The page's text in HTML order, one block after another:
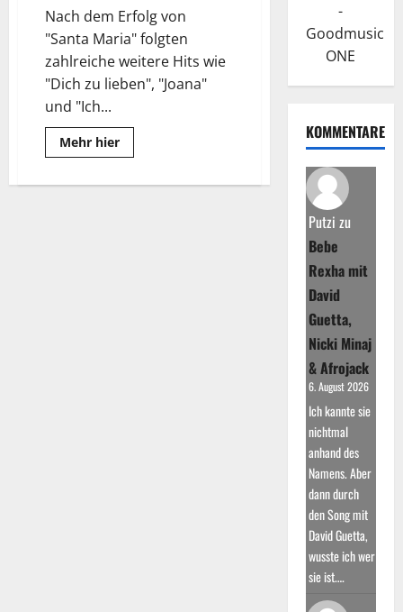
Nach dem Erfolg von
"Santa Maria" folgten
zahlreiche weitere Hits wie
"Dich zu lieben", "Joana"
und "Ich...
Mehr hierRead
more
Kaiser:
-
Goodmusic
ONE
KOMMENTARE
Putzi zu
Bebe
Rexha mit
David
Guetta,
Nicki Minaj
& Afrojack
6. August 2026
Ich kannte sie
nichtmal
anhand des
Namens. Aber
dann durch
den Song mit
David Guetta,
wusste ich wer
sie ist.…